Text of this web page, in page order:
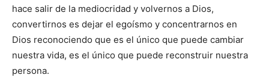
hace salir de la mediocridad y volvernos a Dios,
convertirnos es dejar el egoísmo y concentrarnos en
Dios reconociendo que es el único que puede cambiar
nuestra vida, es el único que puede reconstruir nuestra
persona.